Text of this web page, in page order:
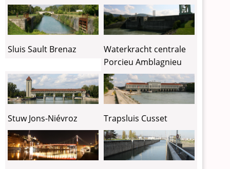
Sluis Sault Brenaz
Waterkracht centrale
Porcieu Amblagnieu
Stuw Jons-Niévroz Trapsluis Cusset